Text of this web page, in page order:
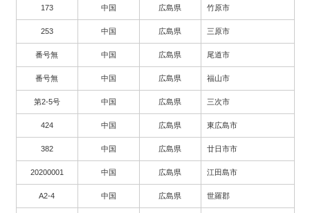
173 中国 広島県 竹原市
253 中国 広島県 三原市
番号無 中国 広島県 尾道市
番号無 中国 広島県 福山市
第2-5号 中国 広島県 三次市
424 中国 広島県 東広島市
382 中国 広島県 廿日市市
20200001 中国 広島県 江田島市
A2-4 中国 広島県 世羅郡